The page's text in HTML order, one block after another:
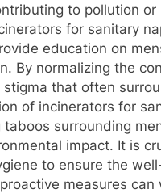
to pollution or
for sanitary
education on
By normalizing the
that often
of incinerators for
surrounding
impact. It is
to ensure the
measures